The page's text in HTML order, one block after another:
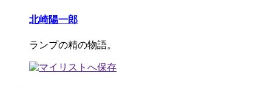
北崎陽一郎
ランプの精の物語。